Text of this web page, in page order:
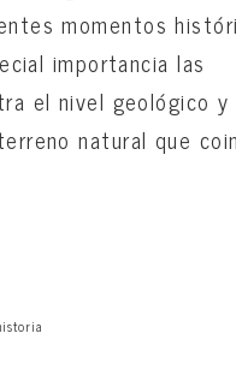
momentos
importancia las
el nivel geológico y
natural que